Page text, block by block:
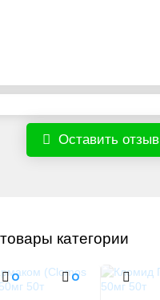
Оставить отзыв
категории
0 0